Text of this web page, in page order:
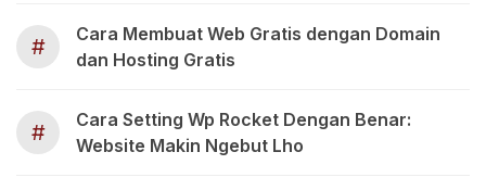
#
Cara Membuat Web Gratis dengan Domain
dan Hosting Gratis
#
Cara Setting Wp Rocket Dengan Benar:
Website Makin Ngebut Lho